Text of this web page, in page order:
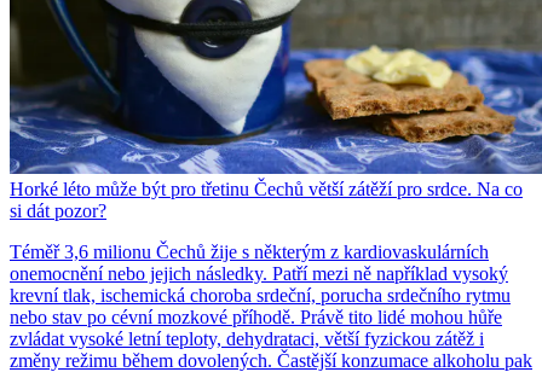
Horké léto může být pro třetinu Čechů větší zátěží pro srdce. Na co
si dát pozor?
Téměř 3,6 milionu Čechů žije s některým z kardiovaskulárních
onemocnění nebo jejich následky. Patří mezi ně například vysoký
krevní tlak, ischemická choroba srdeční, porucha srdečního rytmu
nebo stav po cévní mozkové příhodě. Právě tito lidé mohou hůře
zvládat vysoké letní teploty, dehydrataci, větší fyzickou zátěž i
změny režimu během dovolených. Častější konzumace alkoholu pak